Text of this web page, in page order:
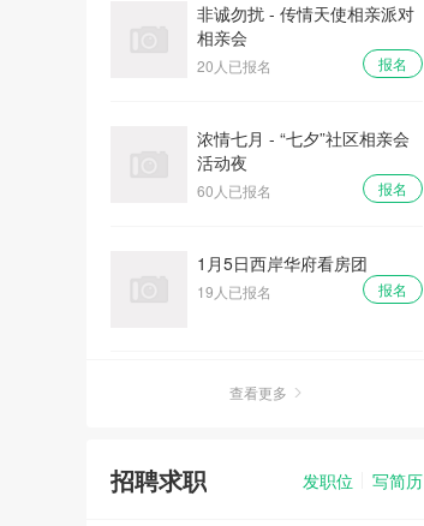
非诚勿扰 - 传情天使相亲派对
相亲会
报名
20人已报名
浓情七月 - “七夕”社区相亲会
活动夜
报名
60人已报名
1月5日西岸华府看房团
报名
19人已报名
周末灿邦广场看房团
查看更多
发职位 写简历
招聘求职